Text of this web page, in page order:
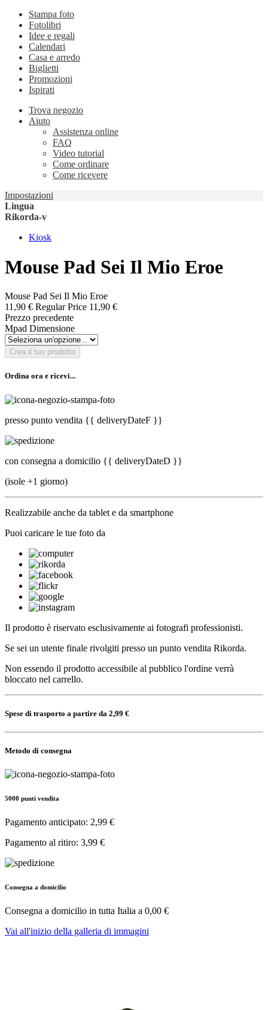
Stampa foto
Fotolibri
Idee e regali
Calendari
Casa e arredo
Biglietti
Promozioni
Ispirati
Trova negozio
Aiuto
Assistenza online
FAQ
Video tutorial
Come ordinare
Come ricevere
Impostazioni
Lingua
Rikorda-v
Kiosk
Mouse Pad Sei Il Mio Eroe
Mouse Pad Sei Il Mio Eroe
11,90 € Regular Price 11,90 €
Prezzo precedente
Mpad Dimensione
Crea il tuo prodotto
Ordina ora e ricevi...
presso punto vendita {{ deliveryDateF }}
con consegna a domicilio {{ deliveryDateD }}
(isole +1 giorno)
Realizzabile anche da tablet e da smartphone
Puoi caricare le tue foto da
Il prodotto è riservato esclusivamente ai fotografi professionisti.
Se sei un utente finale rivolgiti presso un punto vendita Rikorda.
Non essendo il prodotto accessibile al pubblico l'ordine verrà
bloccato nel carrello.
Spese di trasporto a partire da 2,99 €
Metodo di consegna
5000 punti vendita
Pagamento anticipato: 2,99 €
Pagamento al ritiro: 3,99 €
Consegna a domicilio
Consegna a domicilio in tutta Italia a 0,00 €
Vai all'inizio della galleria di immagini